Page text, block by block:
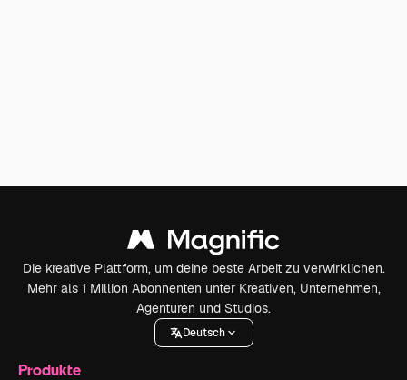
Die kreative Plattform, um deine beste Arbeit zu verwirklichen.
Mehr als 1 Million Abonnenten unter Kreativen, Unternehmen,
Agenturen und Studios.
Deutsch
Produkte